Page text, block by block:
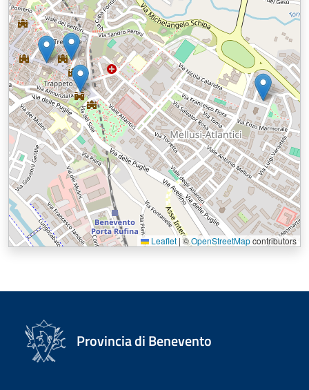
Leaflet |©OpenStreetMapcontributors
Provincia di Benevento